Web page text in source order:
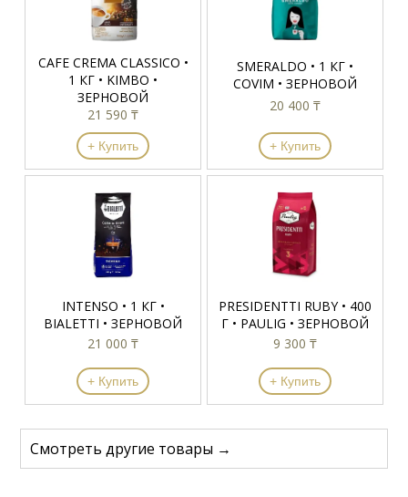
CAFE CREMA CLASSICO •
1 КГ • KIMBO •
ЗЕРНОВОЙ
21 590 ₸
+ Купить
SMERALDO • 1 КГ •
COVIM • ЗЕРНОВОЙ
20 400 ₸
+ Купить
INTENSO • 1 КГ •
BIALETTI • ЗЕРНОВОЙ
21 000 ₸
+ Купить
PRESIDENTTI RUBY • 400
Г • PAULIG • ЗЕРНОВОЙ
9 300 ₸
+ Купить
Смотреть другие товары →